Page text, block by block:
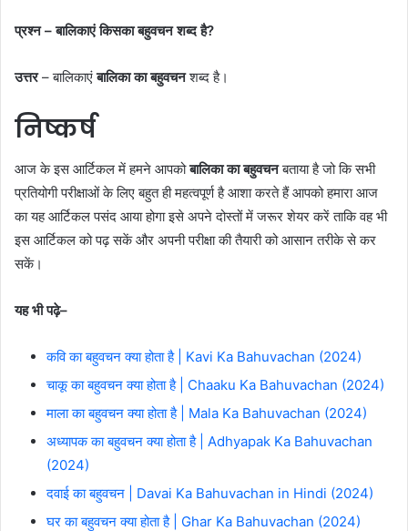
प्रश्न – बालिकाएं किसका बहुवचन शब्द है?
उत्तर– बालिकाएंबालिका का बहुवचनशब्द है।
निष्कर्ष
आज के इस आर्टिकल में हमने आपकोबालिका का बहुवचनबताया है जो कि सभी
प्रतियोगी परीक्षाओं के लिए बहुत ही महत्वपूर्ण है आशा करते हैं आपको हमारा आज
का यह आर्टिकल पसंद आया होगा इसे अपने दोस्तों में जरूर शेयर करें ताकि वह भी
इस आर्टिकल को पढ़ सकें और अपनी परीक्षा की तैयारी को आसान तरीके से कर
सकें।
यह भी पढ़े–
कवि का बहुवचन क्या होता है | Kavi Ka Bahuvachan (2024)
चाकू का बहुवचन क्या होता है | Chaaku Ka Bahuvachan (2024)
माला का बहुवचन क्या होता है | Mala Ka Bahuvachan (2024)
अध्यापक का बहुवचन क्या होता है | Adhyapak Ka Bahuvachan
(2024)
दवाई का बहुवचन | Davai Ka Bahuvachan in Hindi (2024)
घर का बहुवचन क्या होता है | Ghar Ka Bahuvachan (2024)